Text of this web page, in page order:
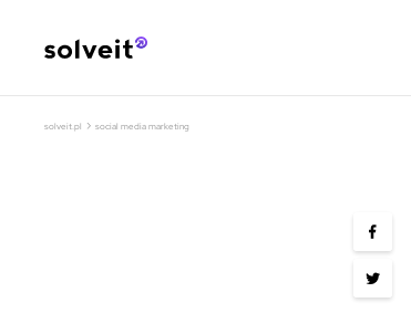
solveit.pl › social media marketing